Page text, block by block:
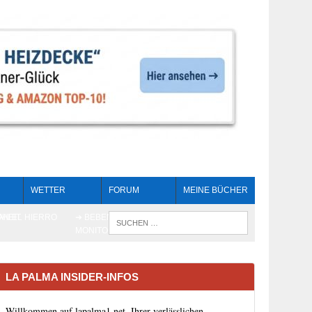
WETTER FORUM MEINE BÜCHER
LA PALMA INSIDER-INFOS